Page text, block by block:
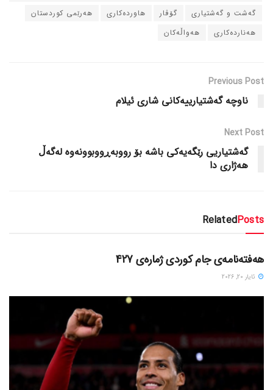
گه‌شت و گه‌شتیاری
گۆڤار هاورده‌کاری
هه‌رێمی کوردستان
هه‌نارده‌کاری
هه‌واڵه‌کان
Previous Post
ناوچە گەشتیارییەکانی شاری ئیلام
Next Post
گەشتیاریی رێگەیەکی باشە بۆ رووبەڕووبوونەوە لەگەڵ
هەژاری دا
RelatedPosts
دسته‌بندی نشده
هەفتەنامەی جام کوردی ژمارەی 427
ئایار 20, 2026